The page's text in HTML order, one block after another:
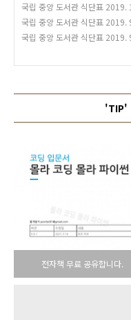
국립 중앙 도서관 식단표 2019.
국립 중앙 도서관 식단표 2019.
국립 중앙 도서관 식단표 2019.
'TIP'
전자책 무료 공유합니다.